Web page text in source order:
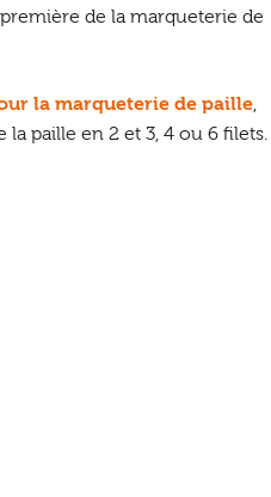
de la marqueterie de
la marqueterie de paille,
la paille en 2 et 3, 4 ou 6 filets.